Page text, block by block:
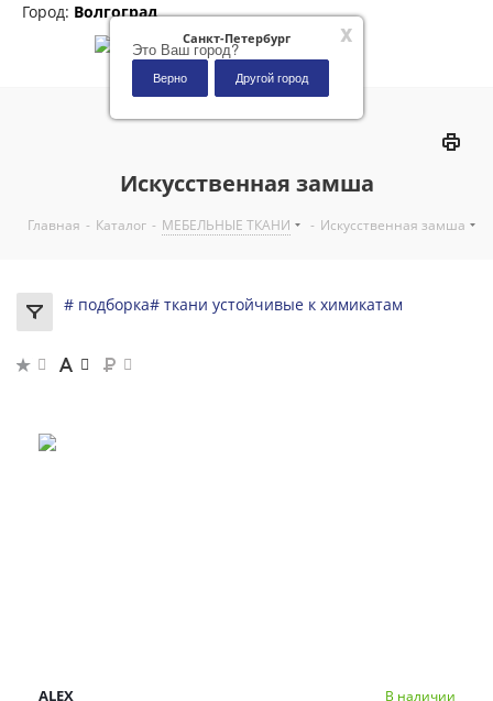
x
Санкт-Петербург
Это Ваш город?
Верно Другой город
Город: Волгоград
Искусственная замша
Главная - Каталог - МЕБЕЛЬНЫЕ ТКАНИ - Искусственная замша
# подборка# ткани устойчивые к химикатам
ALEX В наличии